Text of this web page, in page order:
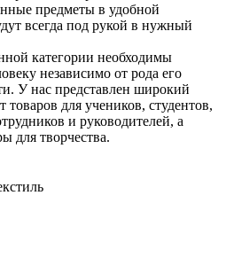
предметы в удобной
всегда под рукой в нужный
категории необходимы
независимо от рода его
У нас представлен широкий
товаров для учеников, студентов,
и руководителей, а
для творчества.